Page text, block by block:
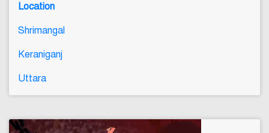
Location
Shrimangal
Keraniganj
Uttara